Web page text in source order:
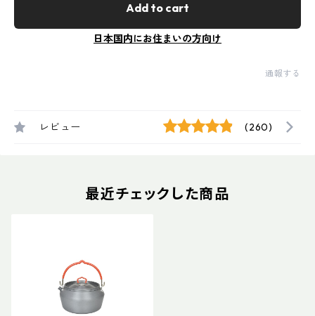
Add to cart
日本国内にお住まいの方向け
通報する
レビュー (260)
最近チェックした商品